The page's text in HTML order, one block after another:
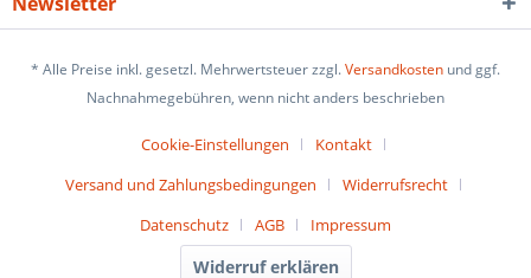
* Alle Preise inkl. gesetzl. Mehrwertsteuer zzgl.Versandkosten und ggf.
Nachnahmegebühren, wenn nicht anders beschrieben
Cookie-Einstellungen
Kontakt
Versand und Zahlungsbedingungen
Widerrufsrecht
Datenschutz
AGB Impressum
Widerruf erklären